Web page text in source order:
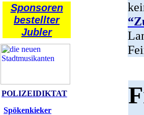
Sponsoren
bestellter
Jubler
POLIZEIDIKTAT
Spökenkieker